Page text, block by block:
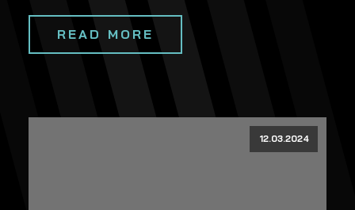
READ MORE
12.03.2024